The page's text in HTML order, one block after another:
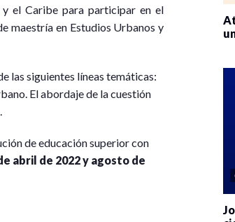
el Caribe para participar en el
maestría en Estudios Urbanos y
las siguientes líneas temáticas:
El abordaje de la cuestión
de educación superior con
abril de 2022 y agosto de